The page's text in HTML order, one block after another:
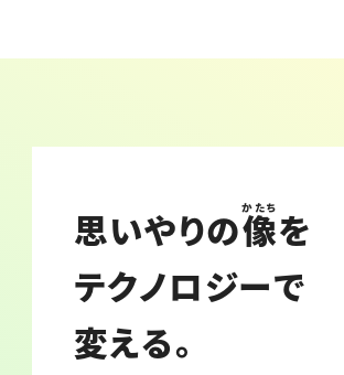
思いやりの像
かたち
を
テクノロジーで
変える。